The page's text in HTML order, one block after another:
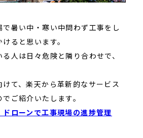
で暑い中・寒い中問わず工事をし
ると思います。
人は日々危険と隣り合わせで、
て、楽天から革新的なサービス
ご紹介いたします。
ローンで工事現場の進捗管理